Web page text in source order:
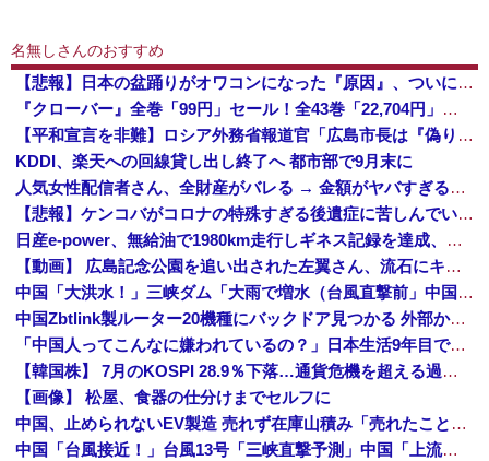
名無しさんのおすすめ
【悲報】日本の盆踊りがオワコンになった『原因』、ついに判明する・・・・・
『クローバー』全巻「99円」セール！全43巻「22,704円」→「4,257円」！実写ドラマ化もされたチャンピオンが誇る名作ヤンキー漫画！『ドロ...
【平和宣言を非難】ロシア外務省報道官「広島市長は『偽りの呪文』繰り返している」
KDDI、楽天への回線貸し出し終了へ 都市部で9月末に
人気女性配信者さん、全財産がバレる → 金額がヤバすぎるｗｗｗｗｗｗ
【悲報】ケンコバがコロナの特殊すぎる後遺症に苦しんでいる模様…お前らの周りにもこんな奴いる？
日産e-power、無給油で1980km走行しギネス記録を達成、無駄な発電や送電ロスなくEVよりエコを証明
【動画】 広島記念公園を追い出された左翼さん、流石にキモすぎて炎上
中国「大洪水！」三峡ダム「大雨で増水（台風直撃前」中国ダム「緊急放流！」中国鉄道「列車が走行中に流される」中国避難所「支援物資は有料です」謎の勢力「え」→
中国Zbtlink製ルーター20機種にバックドア見つかる 外部から完全制御のおそれ
「中国人ってこんなに嫌われているの？」日本生活9年目で明かす本心！
【韓国株】 7月のKOSPI 28.9％下落…通貨危機を超える過去最大の下げ幅
【画像】 松屋、食器の仕分けまでセルフに
中国、止められないEV製造 売れず在庫山積み「売れたこと」にして補助金を騙し取る事案を思いつきが横行
中国「台風接近！」台風13号「三峡直撃予測」中国「上流大洪水！（三峡上流」中国都市「8/5の映像（動画」三峡ダム「緊急放流（決壊危機」中国「下流大水害（震え声」→